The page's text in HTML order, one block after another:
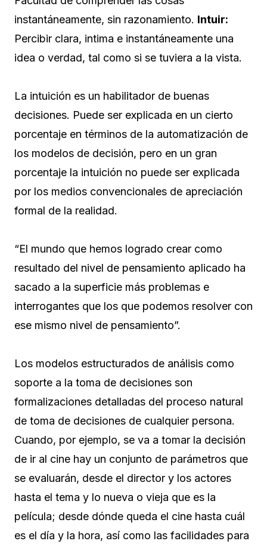
instantáneamente, sin razonamiento. Intuir:
Percibir clara, intima e instantáneamente una
idea o verdad, tal como si se tuviera a la vista.
La intuición es un habilitador de buenas
decisiones. Puede ser explicada en un cierto
porcentaje en términos de la automatización de
los modelos de decisión, pero en un gran
porcentaje la intuición no puede ser explicada
por los medios convencionales de apreciación
formal de la realidad.
“El mundo que hemos logrado crear como
resultado del nivel de pensamiento aplicado ha
sacado a la superficie más problemas e
interrogantes que los que podemos resolver con
ese mismo nivel de pensamiento”.
Los modelos estructurados de análisis como
soporte a la toma de decisiones son
formalizaciones detalladas del proceso natural
de toma de decisiones de cualquier persona.
Cuando, por ejemplo, se va a tomar la decisión
de ir al cine hay un conjunto de parámetros que
se evaluarán, desde el director y los actores
hasta el tema y lo nueva o vieja que es la
película; desde dónde queda el cine hasta cuál
es el día y la hora, así como las facilidades para